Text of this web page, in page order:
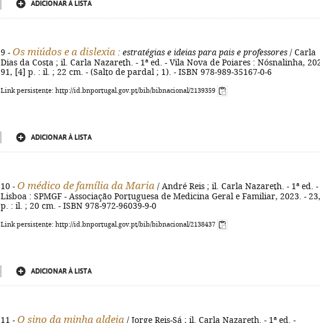
ADICIONAR À LISTA
9 - Os miúdos e a dislexia : estratégias e ideias para pais e professores / Carla
Dias da Costa ; il. Carla Nazareth. - 1ª ed. - Vila Nova de Poiares : Nósnalinha,
91, [4] p. : il. ; 22 cm. - (Salto de pardal ; 1). - ISBN 978-989-35167-0-6
Link persistente: http://id.bnportugal.gov.pt/bib/bibnacional/2139359
ADICIONAR À LISTA
10 - O médico de família da Maria / André Reis ; il. Carla Nazareth. - 1ª ed. -
Lisboa : SPMGF - Associação Portuguesa de Medicina Geral e Familiar, 2023. -
p. : il. ; 20 cm. - ISBN 978-972-96039-9-0
Link persistente: http://id.bnportugal.gov.pt/bib/bibnacional/2138437
ADICIONAR À LISTA
11 - O sino da minha aldeia / Jorge Reis-Sá ; il. Carla Nazareth. - 1ª ed. -